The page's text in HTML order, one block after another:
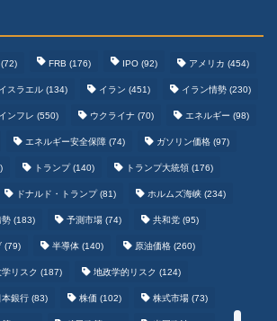
(72) FRB (176) IPO (92) アメリカ (454)
イスラエル (134) イラン (451) イラン情勢 (230)
インフレ (550) ウクライナ (70) エネルギー (98)
エネルギー安全保障 (74) ガソリン価格 (97)
トランプ(140) トランプ大統領 (176)
ドナルド・トランプ(81) ホルムズ海峡 (234)
勢 (183) 予測市場 (74) 共和党 (95)
(79) 半導体 (140) 原油価格 (260)
リスク (187) 地政学的リスク (124)
本銀行 (83) 株価 (102) 株式市場 (73)
野球まとめ
サッカーまとめ